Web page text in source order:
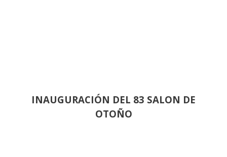
INAUGURACIÓN DEL 83 SALON DE
OTOÑO